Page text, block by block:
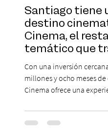
Santiago tiene
destino
Cinema, el
temático que
Hollywood a
Con una inversión
millones y ocho meses de
Cinema ofrece una
cinematográfica y
recreando algunos de los